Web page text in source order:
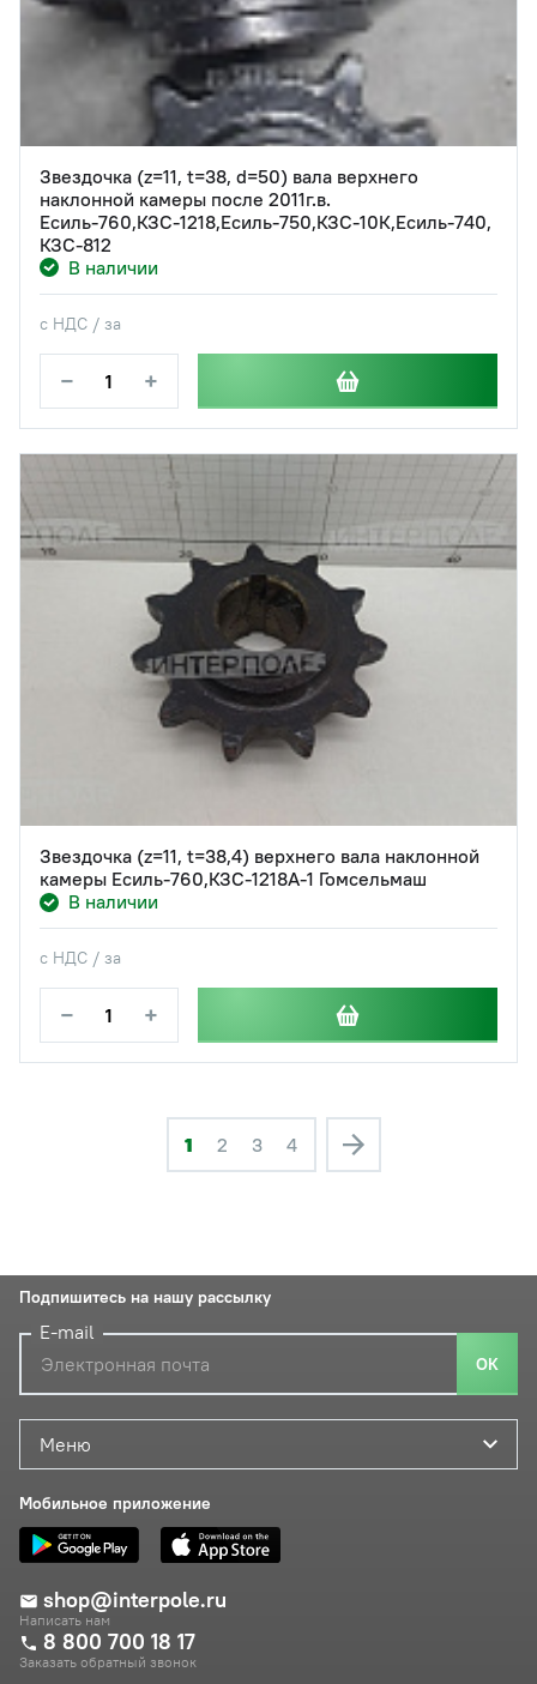
Звездочка (z=11, t=38, d=50) вала верхнего
наклонной камеры после 2011г.в.
Есиль-760,КЗС-1218,Есиль-750,КЗС-10К,Есиль-740,
КЗС-812
В наличии
с НДС / за
− +
Звездочка (z=11, t=38,4) верхнего вала наклонной
камеры Есиль-760,КЗС-1218А-1 Гомсельмаш
В наличии
с НДС / за
− +
1 2 3 4
Меню
Мобильное приложение
shop@interpole.ru
Написать нам
8 800 700 18 17
Заказать обратный звонок
Подпишитесь на нашу рассылку
E-mail
ОК